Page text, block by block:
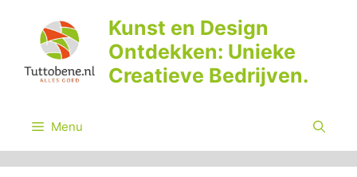
inhoud
Kunst en Design
Ontdekken: Unieke
Creatieve Bedrijven.
Menu